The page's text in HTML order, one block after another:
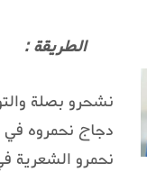
الطريقة :
نشحرو بصلة
دجاج نحمروه في